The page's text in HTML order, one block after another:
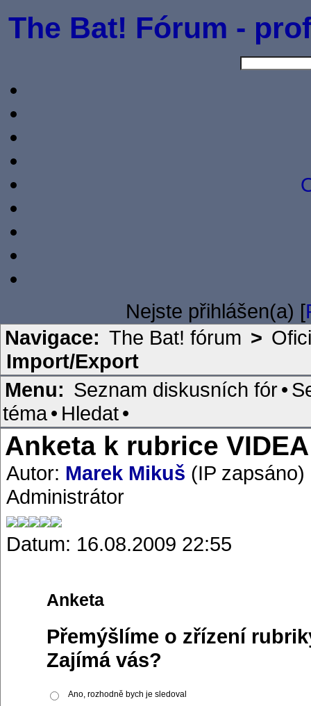
The Bat! Fórum -
Nejste přihlášen(a) [
Navigace: The Bat! fórum >
Import/Export
Menu: Seznam diskusních fór•
téma• Hledat•
Anketa k rubrice VIDEA
Autor: Marek Mikuš (IP zapsáno)
Administrátor
Datum: 16.08.2009 22:55
Anketa
Přemýšlíme o zřízení
Zajímá vás?
Ano, rozhodně bych je sledoval